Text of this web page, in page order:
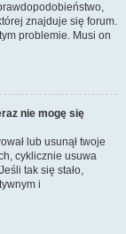
znajduje się forum.
problemie. Musi on
nie mogę się
lub usunął twoje
cyklicznie usuwa
tak się stało,
i